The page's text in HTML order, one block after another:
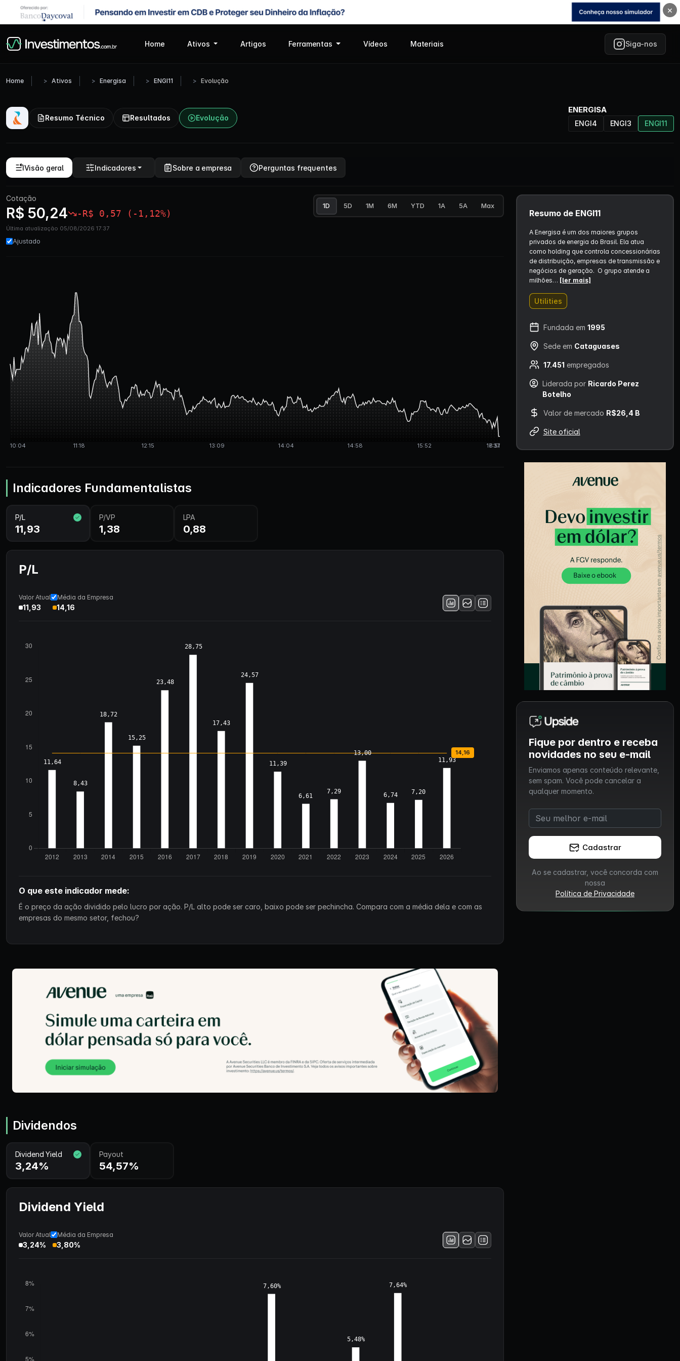
×
Home Ativos Artigos Ferramentas Vídeos Materiais Siga-nos
Home Ativos Energisa ENGI11 Evolução
Resumo Técnico Resultados Evolução
ENERGISA
ENGI4 ENGI3 ENGI11
Visão geral Indicadores Sobre a empresa Perguntas frequentes
Cotação
R$ 50,24 -R$ 0,57 (-1,12%)
Última atualização 05/08/2026 17:37
Ajustado
1D 5D 1M 6M YTD 1A 5A Max
Indicadores Fundamentalistas
P/L
11,93
P/VP
1,38
LPA
0,88
P/L
Valor Atual
11,93
Média da Empresa
14,16
O que este indicador mede:
É o preço da ação dividido pelo lucro por ação. P/L alto pode ser caro, baixo pode ser pechincha. Compara com a média dela e com as
empresas do mesmo setor, fechou?
Dividendos
Dividend Yield
3,24%
Payout
54,57%
Dividend Yield
Valor Atual
3,24%
Média da Empresa
3,80%
Resumo de ENGI11
A Energisa é um dos maiores grupos
privados de energia do Brasil. Ela atua
como holding que controla concessionárias
de distribuição, empresas de transmissão e
negócios de geração. O grupo atende a
milhões… [ler mais]
Utilities
Fundada em 1995
Sede em Cataguases
17.451 empregados
Liderada por Ricardo Perez
Botelho
Valor de mercado R$26,4 B
Site oficial
Fique por dentro e receba
novidades no seu e-mail
Enviamos apenas conteúdo relevante,
sem spam. Você pode cancelar a
qualquer momento.
Cadastrar
Ao se cadastrar, você concorda com
nossa
Política de Privacidade